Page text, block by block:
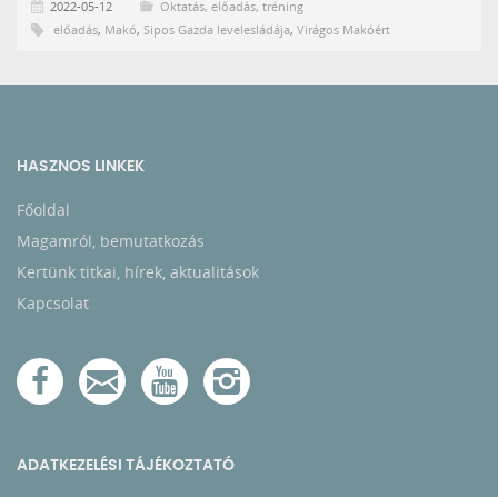
2022-05-12
Oktatás, előadás, tréning
előadás, Makó,Sipos Gazda levelesládája,Virágos Makóért
HASZNOS LINKEK
Főoldal
Magamról, bemutatkozás
Kertünk titkai, hírek, aktualitások
Kapcsolat
ADATKEZELÉSI TÁJÉKOZTATÓ